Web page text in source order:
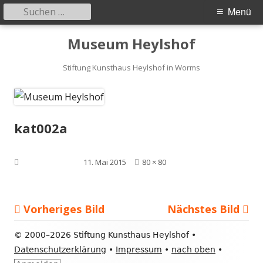
Museum Heylshof
Stiftung Kunsthaus Heylshof in Worms
Primäres
Menü
Suchen
nach:
kat002a
11. Mai 2015
Volle
80 × 80
Vorheriges Bild Nächstes Bild
Footer
Inhalt
© 2000–2026 Stiftung Kunsthaus Heylshof •
Datenschutzerklärung • Impressum • nach oben •